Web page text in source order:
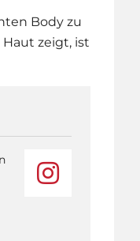
Body zu
zeigt, ist